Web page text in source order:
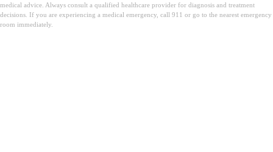
medical advice. Always consult a qualified healthcare provider for diagnosis and treatment
decisions. If you are experiencing a medical emergency, call 911 or go to the nearest emergency
room immediately.